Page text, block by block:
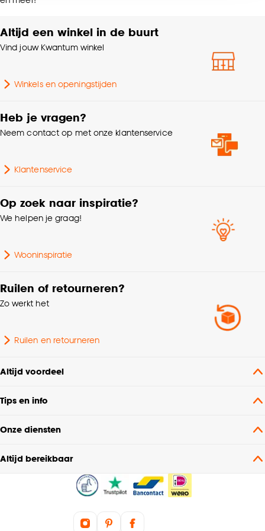
Goed om te weten is dat je deze keuze altijd nog
cookieverklaring.
Gewicht gram per m2 350 G/m2
Mate verduisterend 100% Verduisterend
Altijd een winkel in de buurt
Vind jouw Kwantum winkel
Winkels en openingstijden
Heb je vragen?
Neem contact op met onze klantenservice
Klantenservice
Op zoek naar inspiratie?
We helpen je graag!
Wooninspiratie
Ruilen of retourneren?
Zo werkt het
Ruilen en retourneren
Altijd voordeel
Tips en info
Onze diensten
Altijd bereikbaar